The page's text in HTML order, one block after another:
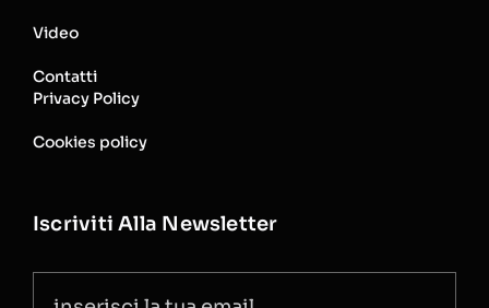
Video
Contatti
Privacy Policy
Cookies policy
Iscriviti Alla Newsletter